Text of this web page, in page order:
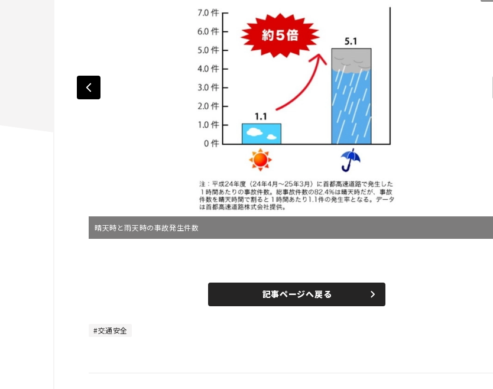
晴天時と雨天時の事故発生件数
記事ページへ戻る
交通安全